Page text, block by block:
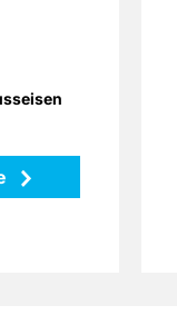
erinnern an
Sie mit
Pflanzen
Szene!
x 25 cm
Gusseisen
Zurück